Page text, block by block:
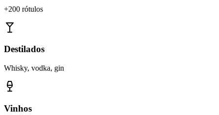
+200 rótulos
Destilados
Whisky, vodka, gin
Vinhos